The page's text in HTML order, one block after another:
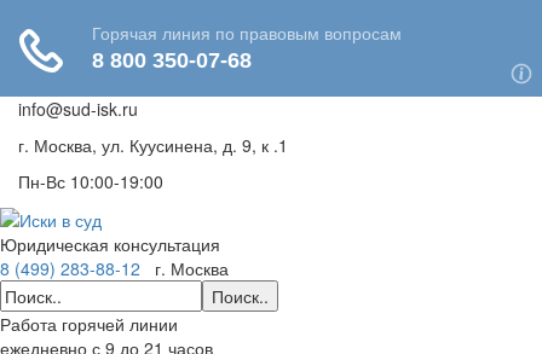
info@sud-isk.ru
г. Москва, ул. Куусинена, д. 9, к .1
Пн-Вс 10:00-19:00
Юридическая консультация
8 (499) 283-88-12
г. Москва
Поиск..
Работа горячей линии
ежедневно с 9 до 21 часов